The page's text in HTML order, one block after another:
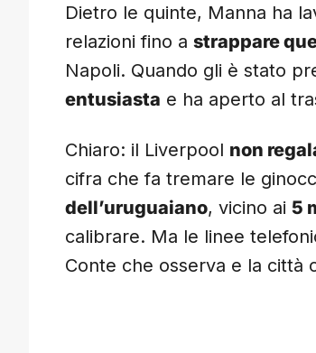
Dietro le quinte, Manna ha
relazioni fino a strappare
Napoli. Quando gli è stato
entusiasta e ha aperto al
Chiaro: il Liverpool non
cifra che fa tremare le
dell’uruguaiano, vicino ai 5
calibrare. Ma le linee
Conte che osserva e la città